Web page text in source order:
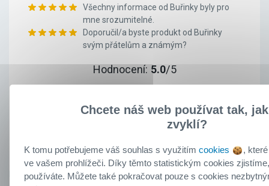
Všechny informace od Buřinky byly pro
mne srozumitelné.
Doporučil/a byste produkt od Buřinky
svým přátelům a známým?
Hodnocení: 5.0/5
Chcete náš web používat tak,
zvyklí?
K tomu potřebujeme váš souhlas s využitím cookies
,
ve vašem prohlížeči. Díky těmto statistickým cookies
používáte. Můžete také pokračovat pouze s cookies